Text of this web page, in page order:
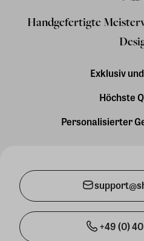
Handgefertigte
Exklusiv
Höchste
Personalisierter
+49 (0)